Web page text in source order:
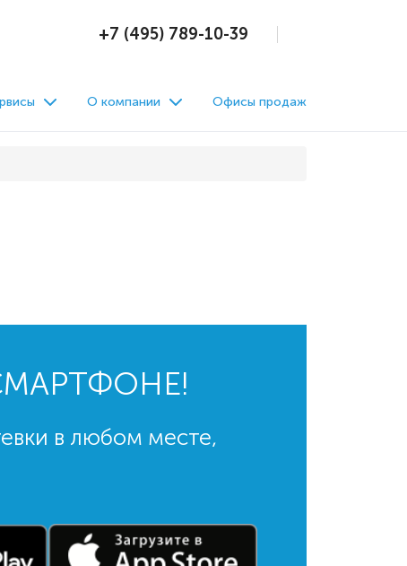
+7 (495) 789-10-39
О компании Офисы продаж
в любом месте,